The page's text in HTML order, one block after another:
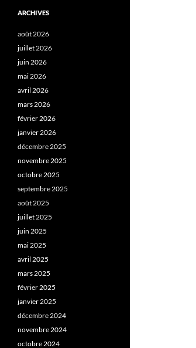
ARCHIVES
août 2026
juillet 2026
juin 2026
mai 2026
avril 2026
mars 2026
février 2026
janvier 2026
décembre 2025
novembre 2025
octobre 2025
septembre 2025
août 2025
juillet 2025
juin 2025
mai 2025
avril 2025
mars 2025
février 2025
janvier 2025
décembre 2024
novembre 2024
octobre 2024